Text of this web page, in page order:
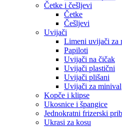
Četke i češljevi
Četke
Češljevi
Uvijači
Limeni uvijači za
Papiloti
Uvijači na čičak
Uvijači plastični
Uvijači plišani
Uvijači za minival
Kopče i klipse
Ukosnice i špangice
Jednokratni frizerski
Ukrasi za kosu